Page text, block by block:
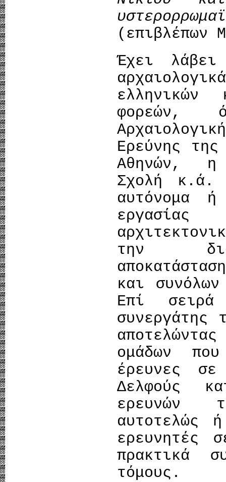
(επιβλέπων
Έχει
ελληνικών
φορεών,
Ερεύνης της
Αθηνών, η
Σχολή κ.ά.
αυτόνομα ή
την
και
Επί σειρά
συνεργάτης
ομάδων που
έρευνες
Δελφούς
ερευνών
αυτοτελώς
ερευνητές
πρακτικά
τόμους.